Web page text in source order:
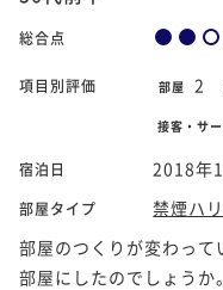
総合点
項目別評価 部屋 2
接客・サ
宿泊日 2018年
部屋タイプ
禁煙ハ
部屋のつくりが変わっ
部屋にしたのでしょう